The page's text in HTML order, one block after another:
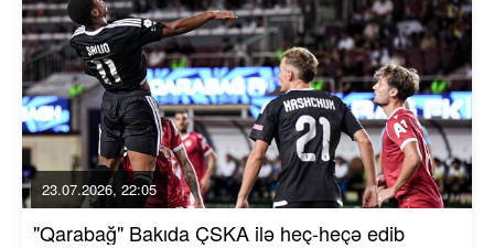
23.07.2026, 22:05
"Qarabağ" Bakıda ÇSKA ilə heç-heçə edib